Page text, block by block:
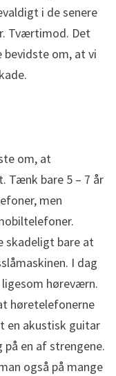
i de senere
Tværtimod. Det
om, at vi
om, at
Tænk bare 5 – 7 år
men
skadeligt bare at
I dag
høreværn.
høretelefonerne
en akustisk guitar
en af strengene.
også på mange